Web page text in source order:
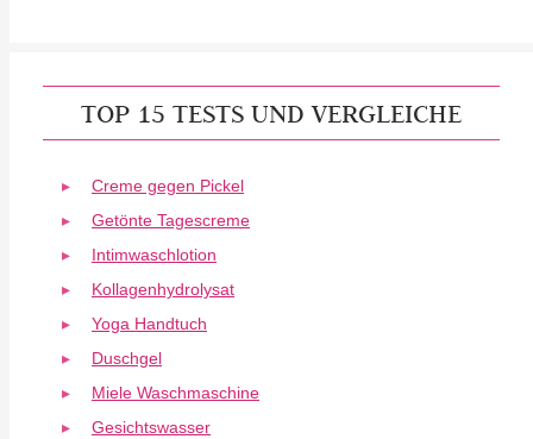
TOP 15 TESTS UND VERGLEICHE
Creme gegen Pickel
Getönte Tagescreme
Intimwaschlotion
Kollagenhydrolysat
Yoga Handtuch
Duschgel
Miele Waschmaschine
Gesichtswasser